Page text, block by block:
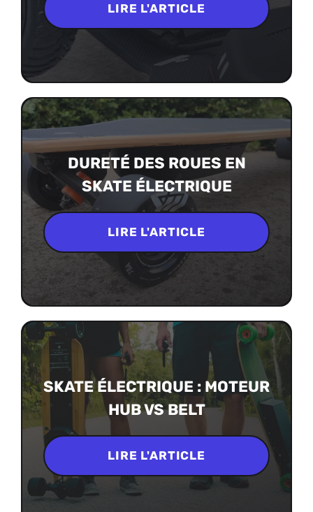
LIRE L'ARTICLE
DURETÉ DES ROUES EN
SKATE ÉLECTRIQUE
LIRE L'ARTICLE
SKATE ÉLECTRIQUE : MOTEUR
HUB VS BELT
LIRE L'ARTICLE